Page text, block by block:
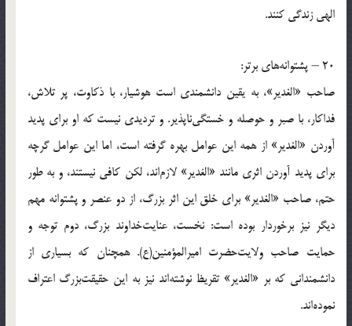
الهی زندگی کنند.
20 – پشتوانه‌های برتر:
صاحب «الغدیر»، به یقین دانشمندی است هوشیار، با ذکاوت، پر تلاش،
فداکار، با صبر و حوصله و خستگی‌ناپذیر. و تردیدی نیست که او برای پدید
آوردن «الغدیر» از همه این عوامل بهره گرفته است، اما این عوامل گرچه
برای پدید آوردن اثری مانند «الغدیر» لازم‌اند، لکن کافی نیستند، و به طور
حتم، صاحب «الغدیر» برای خلق این اثر بزرگ، از دو عنصر و پشتوانه مهم
دیگر نیز برخوردار بوده است: نخست، عنایت‌خداوند بزرگ، دوم توجه و
حمایت صاحب ولایت‌حضرت امیرالمؤمنین(ع). همچنان که بسیاری از
دانشمندانی که بر «الغدیر» تقریظ نوشته‌اند نیز به این حقیقت‌بزرگ اعتراف
نموده‌اند.